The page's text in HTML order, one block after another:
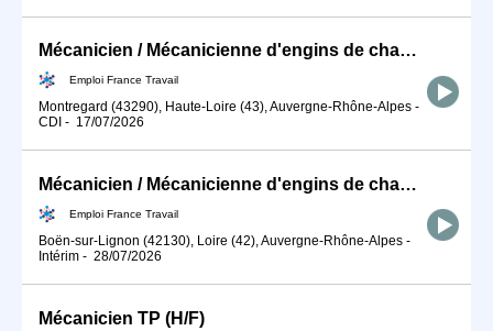
Mécanicien / Mécanicienne d'engins de chantier et de travaux publ (H/F)
Emploi France Travail
Montregard (43290), Haute-Loire (43), Auvergne-Rhône-Alpes -
CDI - 17/07/2026
Mécanicien / Mécanicienne d'engins de chantier et de travaux publ (H/F)
Emploi France Travail
Boën-sur-Lignon (42130), Loire (42), Auvergne-Rhône-Alpes -
Intérim - 28/07/2026
Mécanicien TP (H/F)